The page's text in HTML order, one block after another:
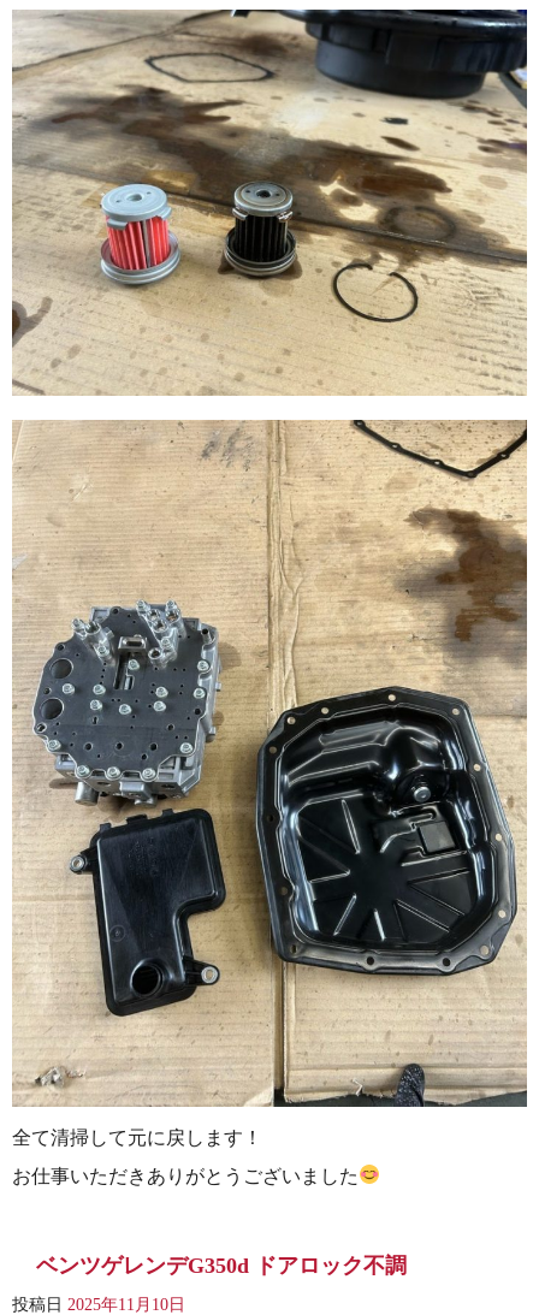
全て清掃して元に戻します！
お仕事いただきありがとうございました
ベンツゲレンデG350d ドアロック不調
投稿日 2025年11月10日